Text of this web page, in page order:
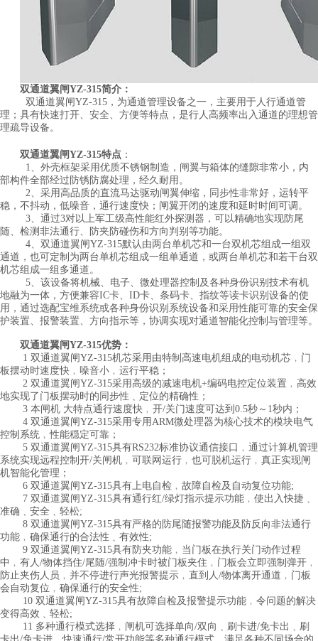
双通道翼闸YZ-315简介：
双通道翼闸YZ-315，为通道管理设备之一，主要用于人行通道管
理；具有快速打开、安全、方便等特点，是行人高频率出入通道的理想管
理疏导设备。
双通道翼闸YZ-315特点 ：
1、 外壳框架采用优质不锈钢制造，闸翼与箱体的缝隙非常小，内
部构件全部经过防锈防腐处理，经久耐用。
2、 采用高品质的直流马达驱动闸翼伸缩，同步性非常好，运转平
稳，不抖动，低噪音，通行速度快；闸翼开闭的速度和延时时间可调。
3、 通过3对以上军工级高性能红外探测器，可以精确地实现防尾
随、检测非法通行、防夹防碰伤和方向判别等功能。
4、 双通道翼闸YZ-315默认由两台单机芯和一台双机芯组成一组双
通道，也可定制为两台单机芯组成一组单通道，或两台单机芯和若干台双
机芯组成一组多通道。
5、 该设备将机械、电子、微处理器控制及各种身份识别技术有机
地融为一体，方便兼容IC卡、ID卡、条码卡、指纹等读卡识别设备的使
用，通过选配宝维系统或各种身份识别系统设备和采用性能可靠的安全保
护装置、报警装置、方向指示等，协调实现对通道智能化控制与管理等。
双通道翼闸YZ-315优势：
1 双通道翼闸YZ-315机芯采用由特制高速电机组成的电动机芯﹐门
板摆动时速度快﹐噪音小﹐运行平稳；
2 双通道翼闸YZ-315采用高级的减速电机+编码电控定位装置﹐高效
地实现了门板摆动时的同步性﹑定位的精确性；
3 本闸机 大特点通行速度快﹐开/关门速度可达到0.5秒～1秒内；
4 双通道翼闸YZ-315采用专用ARM微处理器为核心技术的模块电气
控制系统﹐性能穏定可靠；
5 双通道翼闸YZ-315具有RS232标准协议通信接口﹐通过计算机管理
系统实现远程控制开/关闸机﹐可联网运行﹐也可脱机运行﹐真正实现闸
机智能化管理；
6 双通道翼闸YZ-315具有上电自检﹐故障自检及自动复位功能;
7 双通道翼闸YZ-315具有通行红/绿灯指示提示功能﹐使出入快捷﹑
准确﹑安全﹑轻松;
8 双通道翼闸YZ-315具有严格的防尾随报警功能及防反向非法通行
功能﹐确保通行的合法性﹑有效性;
9 双通道翼闸YZ-315具有防夹功能﹐当门板在执行关门动作过程
中﹐有人/物体挡住/尾随/强制冲卡时被门板夹住﹐门板会立即强制弹开﹐
防止夹伤人员﹐并不停进行声光报警提示﹐直到人/物体离开通道﹐门板
会自动复位﹐确保通行的安全性;
10 双通道翼闸YZ-315具有故障自检及报警提示功能﹐令问题的解决
变得高效﹑轻松;
11 多种通行模式选择﹐闸机可选择单向/双向﹑刷卡进/免卡出﹑刷